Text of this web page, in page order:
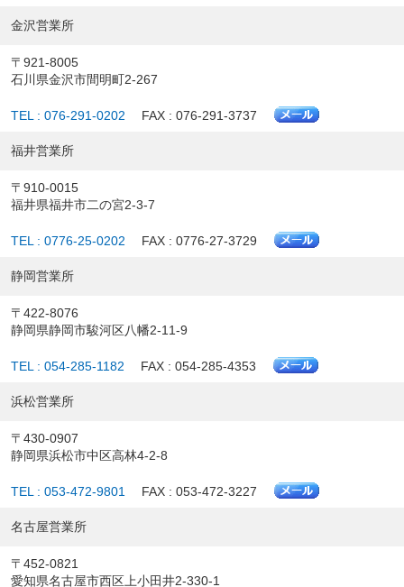
金沢営業所
〒921-8005
石川県金沢市間明町2-267
TEL : 076-291-0202 FAX : 076-291-3737
福井営業所
〒910-0015
福井県福井市二の宮2-3-7
TEL : 0776-25-0202 FAX : 0776-27-3729
静岡営業所
〒422-8076
静岡県静岡市駿河区八幡2-11-9
TEL : 054-285-1182 FAX : 054-285-4353
浜松営業所
〒430-0907
静岡県浜松市中区高林4-2-8
TEL : 053-472-9801 FAX : 053-472-3227
名古屋営業所
〒452-0821
愛知県名古屋市西区上小田井2-330-1